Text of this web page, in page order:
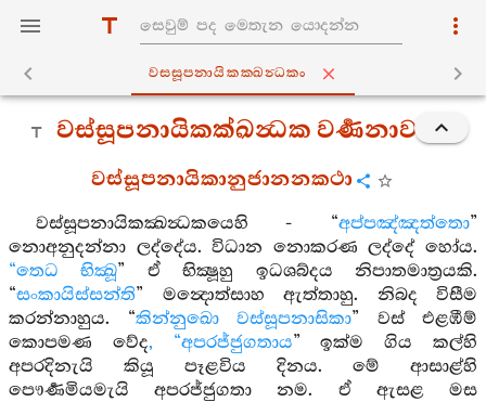
වස‍්සූපනායිකක‍්ඛන්‍ධකං
වස්සූපනායිකක්‍ඛන්‍ධක වර්‍ණනාව
වස්සූපනායිකානුජානනකථා
වස්සූපනායිකක්‍ඛන්‍ධකයෙහි - “අප්පඤ්ඤත්තො”
නොඅනුදන්නා ලද්දේය. විධාන නොකරණ ලද්දේ හෝය.
“තෙධ භික්‍ඛූ” ඒ භික්‍ෂූහු ඉධශබ්දය නිපාතමාත්‍රයකි.
“සංකායිස්සන්ති” මන්‍දොත්සාහ ඇත්තාහු. නිබද විසීම
කරන්නාහුය. “කින්නුඛො වස්සූපනාසිකා” වස් එළඹීම්
කොපමණ වේද, “අපරජ්ජුගතාය” ඉක්ම ගිය කල්හි
අපරදිනැයි කියූ පෑළවිය දිනය. මේ ආසාළ්හි
පෞර්‍ණමියමැයි අපරජ්ජුගතා නම. ඒ ඇසළ මස